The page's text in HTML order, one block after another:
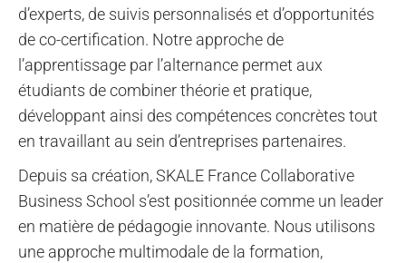
d’experts, de suivis personnalisés et d’opportunités
de co-certification. Notre approche de
l’apprentissage par l’alternance permet aux
étudiants de combiner théorie et pratique,
développant ainsi des compétences concrètes tout
en travaillant au sein d’entreprises partenaires.
Depuis sa création, SKALE France Collaborative
Business School s’est positionnée comme un leader
en matière de pédagogie innovante. Nous utilisons
une approche multimodale de la formation,